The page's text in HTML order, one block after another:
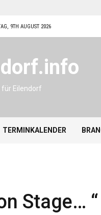
9TH AUGUST 2026
Eilendorf
TERMINKALENDER
Stage…